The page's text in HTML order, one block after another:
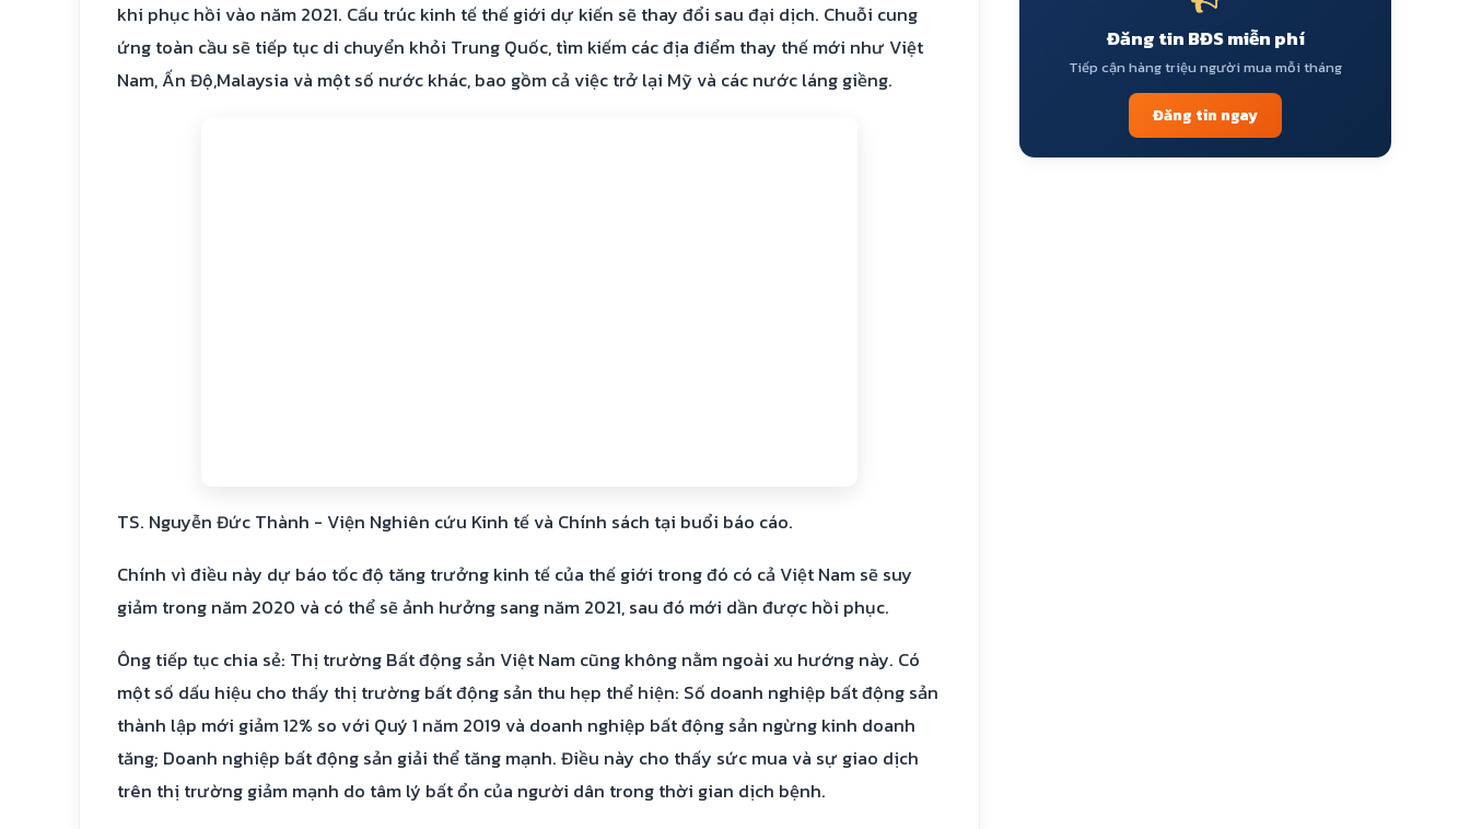
khi phục hồi vào năm 2021. Cấu trúc kinh tế thế giới dự kiến sẽ thay đổi sau đại dịch. Chuỗi cung
ứng toàn cầu sẽ tiếp tục di chuyển khỏi Trung Quốc, tìm kiếm các địa điểm thay thế mới như Việt
Nam, Ấn Độ,Malaysia và một số nước khác, bao gồm cả việc trở lại Mỹ và các nước láng giềng.
TS. Nguyễn Đức Thành - Viện Nghiên cứu Kinh tế và Chính sách tại buổi báo cáo.
Chính vì điều này dự báo tốc độ tăng trưởng kinh tế của thế giới trong đó có cả Việt Nam sẽ suy
giảm trong năm 2020 và có thể sẽ ảnh hưởng sang năm 2021, sau đó mới dần được hồi phục.
Ông tiếp tục chia sẻ: Thị trường Bất động sản Việt Nam cũng không nằm ngoài xu hướng này. Có
một số dấu hiệu cho thấy thị trường bất động sản thu hẹp thể hiện: Số doanh nghiệp bất động sản
thành lập mới giảm 12% so với Quý 1 năm 2019 và doanh nghiệp bất động sản ngừng kinh doanh
tăng; Doanh nghiệp bất động sản giải thể tăng mạnh. Điều này cho thấy sức mua và sự giao dịch
trên thị trường giảm mạnh do tâm lý bất ổn của người dân trong thời gian dịch bệnh.
Đăng tin BĐS miễn phí
Tiếp cận hàng triệu người mua mỗi tháng
Đăng tin ngay